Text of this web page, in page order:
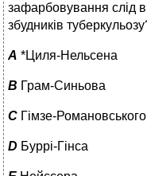
зафарбовування слід
збудників
A *Циля-Нельсена
B Грам-Синьова
C Гімзе-Романовського
D Буррі-Гінса